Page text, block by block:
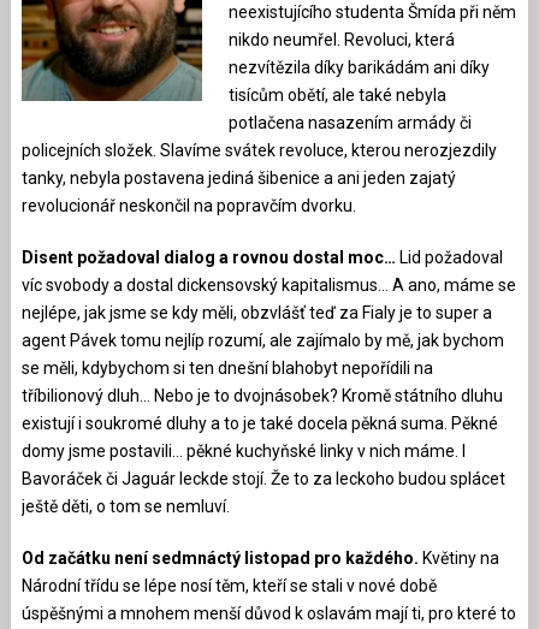
neexistujícího studenta Šmída při něm
nikdo neumřel. Revoluci, která
nezvítězila díky barikádám ani díky
tisícům obětí, ale také nebyla
potlačena nasazením armády či
policejních složek. Slavíme svátek revoluce, kterou nerozjezdily
tanky, nebyla postavena jediná šibenice a ani jeden zajatý
revolucionář neskončil na popravčím dvorku.
Disent požadoval dialog a rovnou dostal moc… Lid požadoval
víc svobody a dostal dickensovský kapitalismus… A ano, máme se
nejlépe, jak jsme se kdy měli, obzvlášť teď za Fialy je to super a
agent Pávek tomu nejlíp rozumí, ale zajímalo by mě, jak bychom
se měli, kdybychom si ten dnešní blahobyt nepořídili na
tříbilionový dluh… Nebo je to dvojnásobek? Kromě státního dluhu
existují i soukromé dluhy a to je také docela pěkná suma. Pěkné
domy jsme postavili… pěkné kuchyňské linky v nich máme. I
Bavoráček či Jaguár leckde stojí. Že to za leckoho budou splácet
ještě děti, o tom se nemluví.
Od začátku není sedmnáctý listopad pro každého. Květiny na
Národní třídu se lépe nosí těm, kteří se stali v nové době
úspěšnými a mnohem menší důvod k oslavám mají ti, pro které to